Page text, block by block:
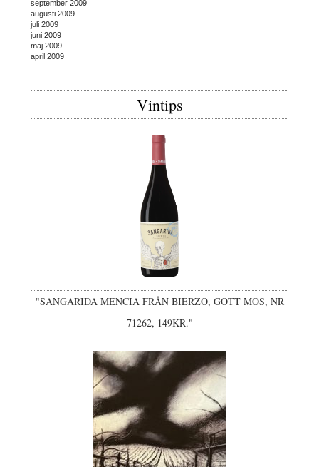
september 2009
augusti 2009
juli 2009
juni 2009
maj 2009
april 2009
Vintips
"SANGARIDA MENCIA FRÅN BIERZO, GÔTT MOS, NR
71262, 149KR."